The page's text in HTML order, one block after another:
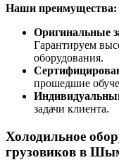
Наши преимущества:
Оригинальные
Гарантируем
оборудования.
прошедшие
задачи клиента.
Холодильное
грузовиков в